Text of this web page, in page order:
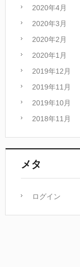
2020年4月
2020年3月
2020年2月
2020年1月
2019年12月
2019年11月
2019年10月
2018年11月
メタ
ログイン